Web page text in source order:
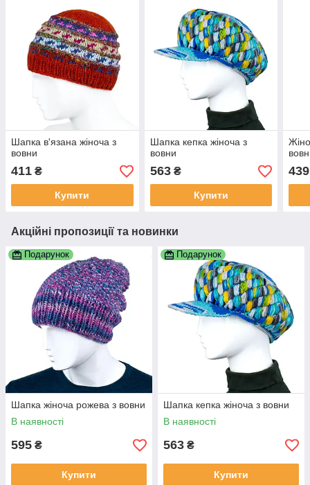
Шапка в'язана жіноча з
вовни
411 ₴
Купити
Шапка кепка жіноча з
вовни
563₴
Купити
439
Акційні пропозиції та новинки
Подарунок
Шапка жіноча рожева з вовни
В наявності
595 ₴
Купити
Подарунок
Шапка кепка жіноча з вовни
В наявності
563 ₴
Купити